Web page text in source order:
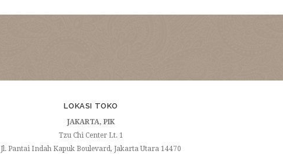
LOKASI TOKO
JAKARTA, PIK
Tzu Chi Center Lt. 1
Jl. Pantai Indah Kapuk Boulevard, Jakarta Utara 14470